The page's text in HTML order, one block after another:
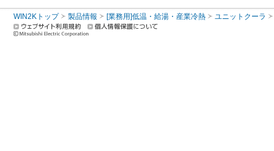
WIN2Kトップ 製品情報 [業務用]低温・給湯・産業冷熱 ユニットクーラ